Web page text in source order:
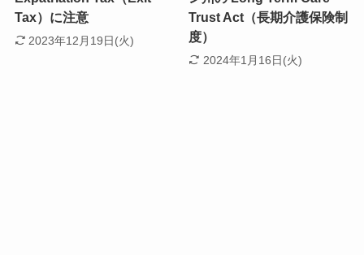
Tax）に注意
2023年12月19日(火)
Trust Act（長期介護保険制
度）
2024年1月16日(火)